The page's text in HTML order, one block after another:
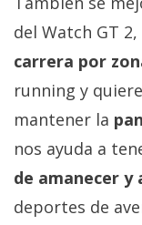
del Watch GT
carrera por
running y
mantener la
nos ayuda a
de amanecer y
deportes de